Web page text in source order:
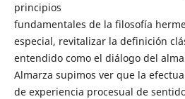
principios
fundamentales de la filosofía
especial, revitalizar la definición
entendido como el diálogo del
Almarza supimos ver que la
de experiencia procesual de